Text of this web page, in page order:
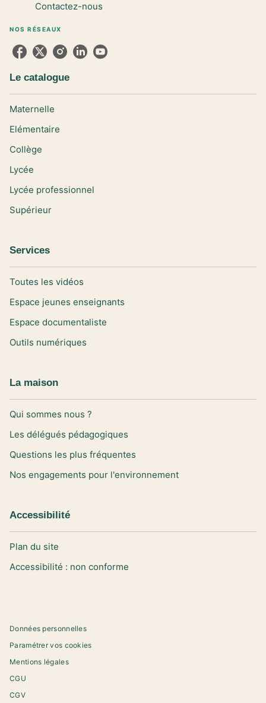
Contactez-nous
NOS RÉSEAUX
Le catalogue
Maternelle
Elémentaire
Collège
Lycée
Lycée professionnel
Supérieur
Services
Toutes les vidéos
Espace jeunes enseignants
Espace documentaliste
Outils numériques
La maison
Qui sommes nous ?
Les délégués pédagogiques
Questions les plus fréquentes
Nos engagements pour l'environnement
Accessibilité
Plan du site
Accessibilité : non conforme
Données personnelles
Paramétrer vos cookies
Mentions légales
CGU
CGV